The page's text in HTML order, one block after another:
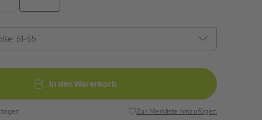
51-55
In den Warenkorb
Zur Merkliste hinzufügen